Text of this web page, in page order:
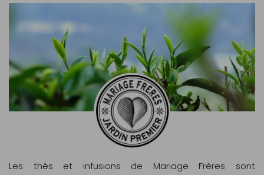
Les thés et infusions de Mariage Frères sont